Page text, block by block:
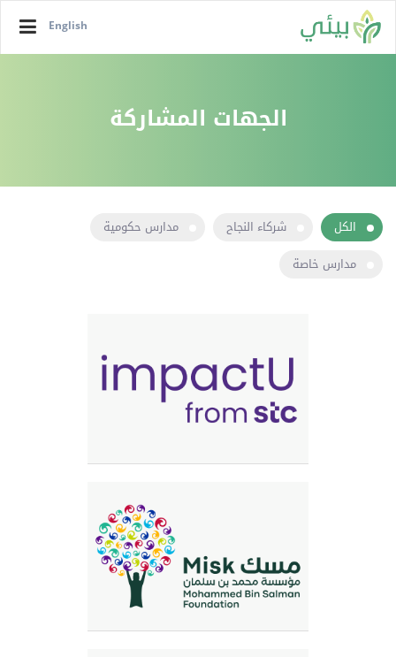
English
الجهات المشاركة
الكل شركاء النجاح
مدارس حكومية
مدارس خاصة